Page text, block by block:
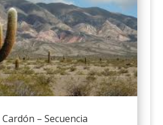
– Secuencia